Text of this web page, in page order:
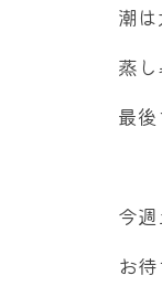
潮
蒸
最
今
お